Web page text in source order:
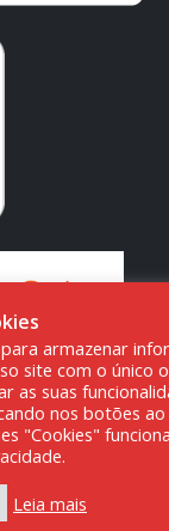
PRODUTOS
armazenar
site com o único
as suas
nos botões
"Cookies"
Leia mais